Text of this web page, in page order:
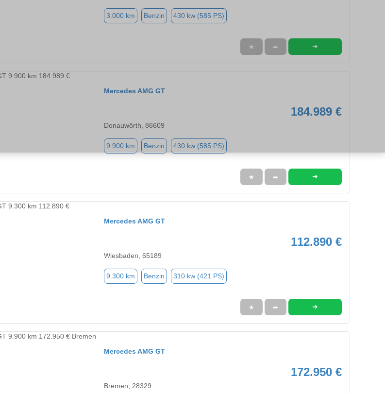
3.000 km Benzin 430 kw (585 PS)
★ ➦ ➜
Mercedes AMG GT
184.989 €
Donauwörth, 86609
9.900 km Benzin 430 kw (585 PS)
★ ➦ ➜
Mercedes AMG GT
112.890 €
Wiesbaden, 65189
9.300 km Benzin 310 kw (421 PS)
★ ➦ ➜
Mercedes AMG GT
172.950 €
Bremen, 28329